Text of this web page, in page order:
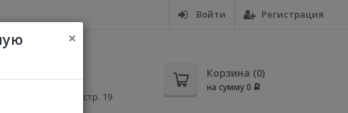
Войти Регистрация
д. 11, стр. 19
Корзина (0)
на сумму0 Р
×